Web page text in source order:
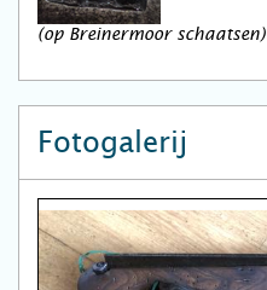
(op Breinermoor schaatsen)
Fotogalerij